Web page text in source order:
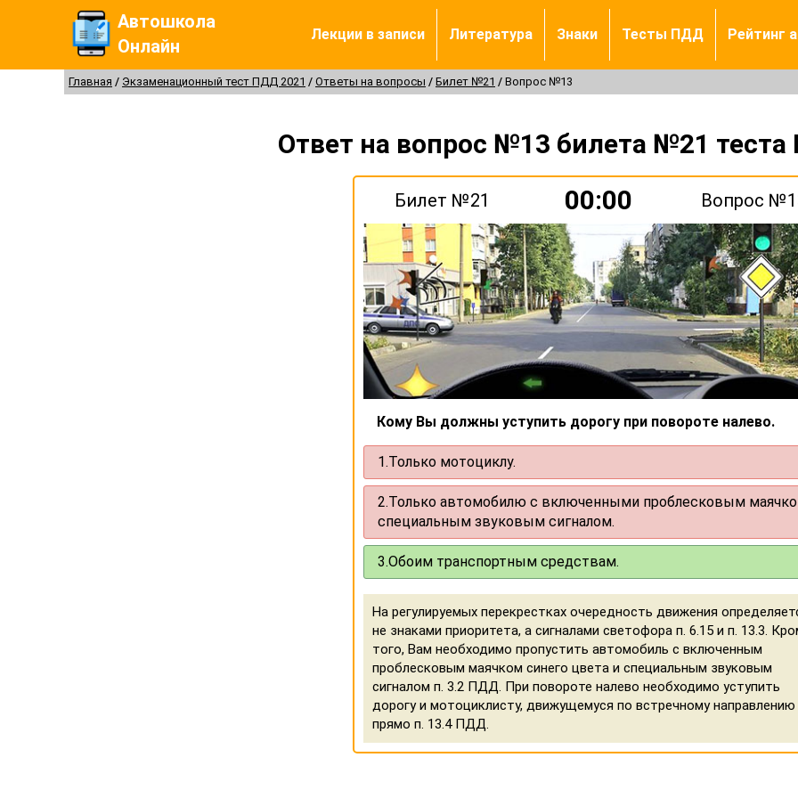
Автошкола
Онлайн
Лекции в записи Литература Знаки Тесты ПДД Рейтинг
Главная Экзаменационный тест ПДД 2021 Ответы на вопросы Билет №21 Вопрос №13
Ответ на вопрос №13 билета №21
Билет №21 00:00 Вопрос
Кому Вы должны уступить дорогу при повороте налево.
1.Только мотоциклу.
2.Только автомобилю с включенными проблесковым
специальным звуковым сигналом.
3.Обоим транспортным средствам.
На регулируемых перекрестках очередность движения
не знаками приоритета, а сигналами светофора п. 6.15 и п. 13.3.
того, Вам необходимо пропустить автомобиль с включенным
проблесковым маячком синего цвета и специальным звуковым
сигналом п. 3.2 ПДД. При повороте налево необходимо уступить
дорогу и мотоциклисту, движущемуся по встречному направлению
прямо п. 13.4 ПДД.